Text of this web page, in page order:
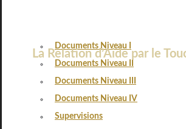
Documents Niveau I
Documents Niveau II
Documents Niveau III
Documents Niveau IV
Supervisions
La Relation d’Aide par le